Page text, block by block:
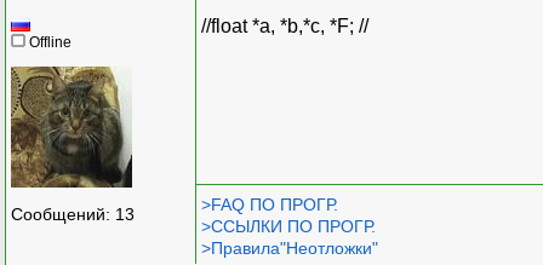
Offline
Сообщений: 13
//float *a, *b,*c, *F; //
>FAQ ПО ПРОГР.
>ССЫЛКИ ПО ПРОГР.
>Правила"Неотложки"